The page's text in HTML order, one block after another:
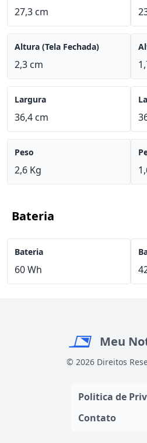
27,3 cm
Altura (Tela Fechada)
2,3 cm
Largura
36,4 cm
Peso
2,6 Kg
Bateria
Bateria
60 Wh
Meu
© 2026 Direitos
Politica de
Contato